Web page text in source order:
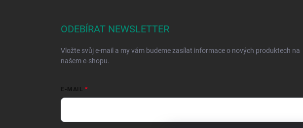
ODEBÍRAT NEWSLETTER
Vložte svůj e-mail a my vám budeme zasílat informace o nových produktech na
našem e-shopu.
E-MAIL